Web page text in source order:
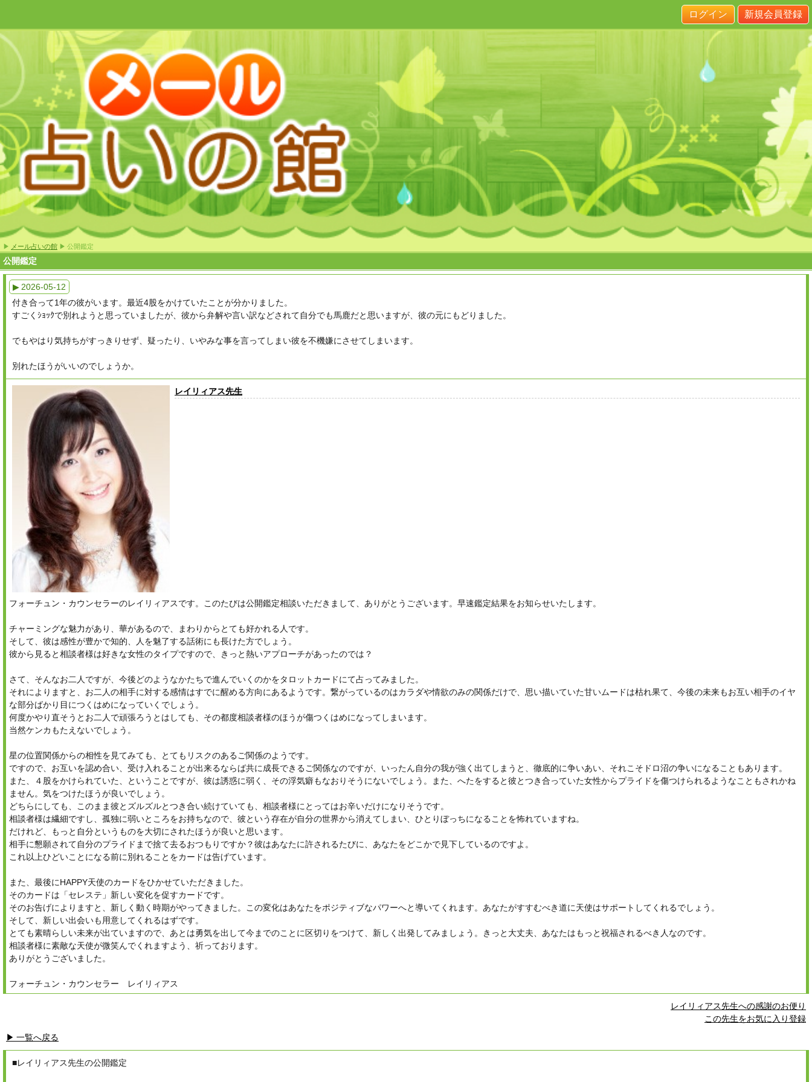
ログイン 新規会員登録
▶ メール占いの館 ▶ 公開鑑定
公開鑑定
▶ 2026-05-12
付き合って1年の彼がいます。最近4股をかけていたことが分かりました。
すごくｼｮｯｸで別れようと思っていましたが、彼から弁解や言い訳などされて自分でも馬鹿だと思いますが、彼の元にもどりました。
でもやはり気持ちがすっきりせず、疑ったり、いやみな事を言ってしまい彼を不機嫌にさせてしまいます。
別れたほうがいいのでしょうか。
レイリィアス先生
フォーチュン・カウンセラーのレイリィアスです。このたびは公開鑑定相談いただきまして、ありがとうございます。早速鑑定結果をお知らせいたします。
チャーミングな魅力があり、華があるので、まわりからとても好かれる人です。
そして、彼は感性が豊かで知的、人を魅了する話術にも長けた方でしょう。
彼から見ると相談者様は好きな女性のタイプですので、きっと熱いアプローチがあったのでは？
さて、そんなお二人ですが、今後どのようなかたちで進んでいくのかをタロットカードにて占ってみました。
それによりますと、お二人の相手に対する感情はすでに醒める方向にあるようです。繋がっているのはカラダや情欲のみの関係だけで、思い描いていた甘いムードは枯れ果て、今後の未来もお互い相手のイヤ
な部分ばかり目につくはめになっていくでしょう。
何度かやり直そうとお二人で頑張ろうとはしても、その都度相談者様のほうが傷つくはめになってしまいます。
当然ケンカもたえないでしょう。
星の位置関係からの相性を見てみても、とてもリスクのあるご関係のようです。
ですので、お互いを認め合い、受け入れることが出来るならば共に成長できるご関係なのですが、いったん自分の我が強く出てしまうと、徹底的に争いあい、それこそドロ沼の争いになることもあります。
また、４股をかけられていた、ということですが、彼は誘惑に弱く、その浮気癖もなおりそうにないでしょう。また、へたをすると彼とつき合っていた女性からプライドを傷つけられるようなこともされかね
ません。気をつけたほうが良いでしょう。
どちらにしても、このまま彼とズルズルとつき合い続けていても、相談者様にとってはお辛いだけになりそうです。
相談者様は繊細ですし、孤独に弱いところをお持ちなので、彼という存在が自分の世界から消えてしまい、ひとりぼっちになることを怖れていますね。
だけれど、もっと自分というものを大切にされたほうが良いと思います。
相手に懇願されて自分のプライドまで捨て去るおつもりですか？彼はあなたに許されるたびに、あなたをどこかで見下しているのですよ。
これ以上ひどいことになる前に別れることをカードは告げています。
また、最後にHAPPY天使のカードをひかせていただきました。
そのカードは「セレステ」新しい変化を促すカードです。
そのお告げによりますと、新しく動く時期がやってきました。この変化はあなたをポジティブなパワーへと導いてくれます。あなたがすすむべき道に天使はサポートしてくれるでしょう。
そして、新しい出会いも用意してくれるはずです。
とても素晴らしい未来が出ていますので、あとは勇気を出して今までのことに区切りをつけて、新しく出発してみましょう。きっと大丈夫、あなたはもっと祝福されるべき人なのです。
相談者様に素敵な天使が微笑んでくれますよう、祈っております。
ありがとうございました。
フォーチュン・カウンセラー レイリィアス
レイリィアス先生への感謝のお便り
この先生をお気に入り登録
▶ 一覧へ戻る
■レイリィアス先生の公開鑑定